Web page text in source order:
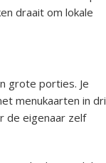
draait om lokale
grote porties. Je
menukaarten in
de eigenaar zelf